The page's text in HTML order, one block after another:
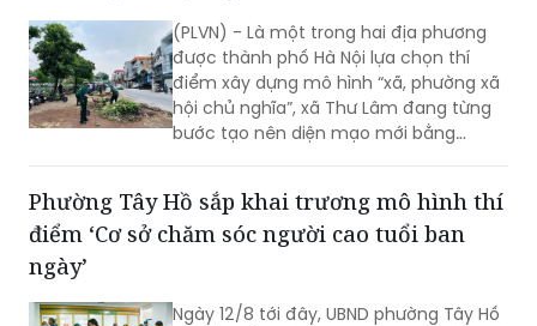
(PLVN) - Là một trong hai địa phương
được thành phố Hà Nội lựa chọn thí
điểm xây dựng mô hình “xã, phường xã
hội chủ nghĩa”, xã Thư Lâm đang từng
bước tạo nên diện mạo mới bằng
hàng cây, bồn hoa được chăm sóc đến
các ao hồ được cải tạo, làm sạch…, tất
của Nhân dân với mục tiêu lấy người
Phường Tây Hồ sắp khai trương mô hình thí
điểm ‘Cơ sở chăm sóc người cao tuổi ban
ngày’
Ngày 12/8 tới đây, UBND phường Tây Hồ